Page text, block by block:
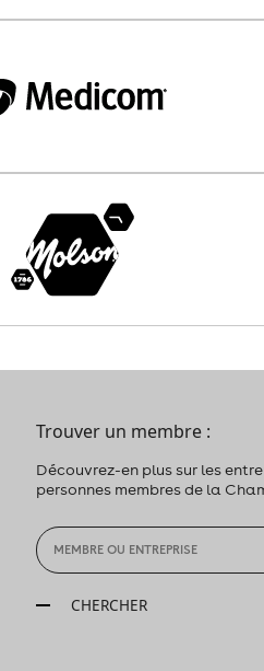
Trouver un membre :
Découvrez-en plus sur les
personnes membres de la
CHERCHER